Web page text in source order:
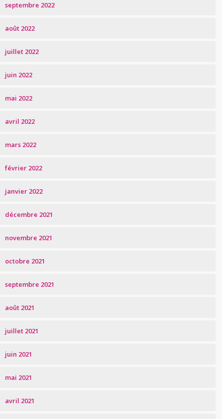
septembre 2022
août 2022
juillet 2022
juin 2022
mai 2022
avril 2022
mars 2022
février 2022
janvier 2022
décembre 2021
novembre 2021
octobre 2021
septembre 2021
août 2021
juillet 2021
juin 2021
mai 2021
avril 2021